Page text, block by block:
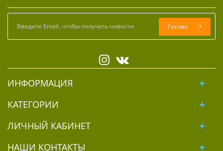
Готово
ИНФОРМАЦИЯ
КАТЕГОРИИ
ЛИЧНЫЙ КАБИНЕТ
НАШИ КОНТАКТЫ